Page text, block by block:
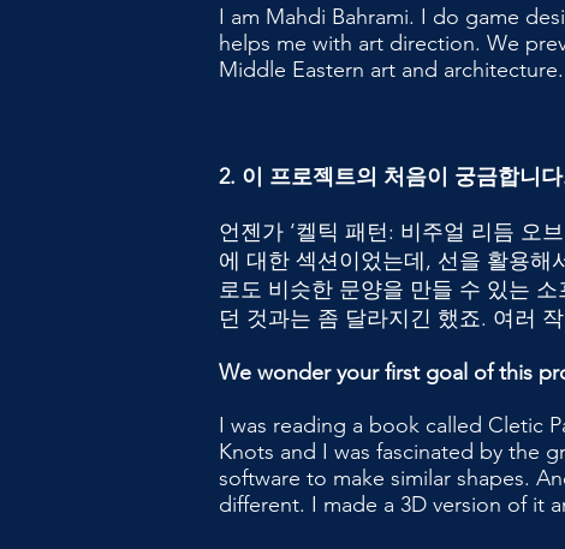
I am Mahdi Bahrami. I do game
helps me with art direction. We
Middle Eastern art and architecture.
2. 이 프로젝트의 처음이 궁금합니
언젠가 ‘켈틱 패턴: 비주얼 리듬 오
에 대한 섹션이었는데, 선을 활용해
로도 비슷한 문양을 만들 수 있는
던 것과는 좀 달라지긴 했죠. 여러
We wonder your first goal of this
I was reading a book called Cletic
Knots and I was fascinated by the
software to make similar shapes.
different. I made a 3D version of it